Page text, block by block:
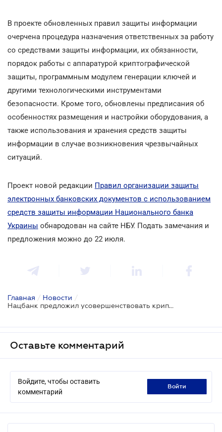
В проекте обновленных правил защиты информации
очерчена процедура назначения ответственных за работу
со средствами защиты информации, их обязанности,
порядок работы с аппаратурой криптографической
защиты, программным модулем генерации ключей и
другими технологическими инструментами
безопасности. Кроме того, обновлены предписания об
особенностях размещения и настройки оборудования, а
также использования и хранения средств защиты
информации в случае возникновения чрезвычайных
ситуаций.
Проект новой редакции Правил организации защиты
электронных банковских документов с использованием
средств защиты информации Национального банка
Украины обнародован на сайте НБУ. Подать замечания и
предложения можно до 22 июля.
Главная / Новости /
Нацбанк предложил усовершенствовать криптографическую защиту электронных документов
Оставьте комментарий
Войдите, чтобы оставить
комментарий
войти